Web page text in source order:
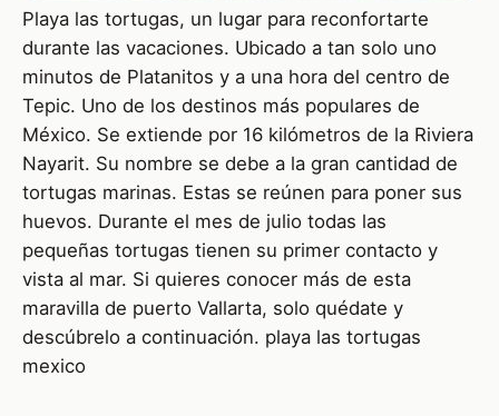
Playa las tortugas, un lugar para reconfortarte
durante las vacaciones. Ubicado a tan solo uno
minutos de Platanitos y a una hora del centro de
Tepic. Uno de los destinos más populares de
México. Se extiende por 16 kilómetros de la Riviera
Nayarit. Su nombre se debe a la gran cantidad de
tortugas marinas. Estas se reúnen para poner sus
huevos. Durante el mes de julio todas las
pequeñas tortugas tienen su primer contacto y
vista al mar. Si quieres conocer más de esta
maravilla de puerto Vallarta, solo quédate y
descúbrelo a continuación. playa las tortugas
mexico